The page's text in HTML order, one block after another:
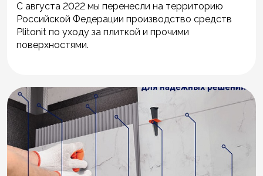
С августа 2022 мы перенесли на территорию
Российской Федерации производство средств
Plitonit по уходу за плиткой и прочими
поверхностями.